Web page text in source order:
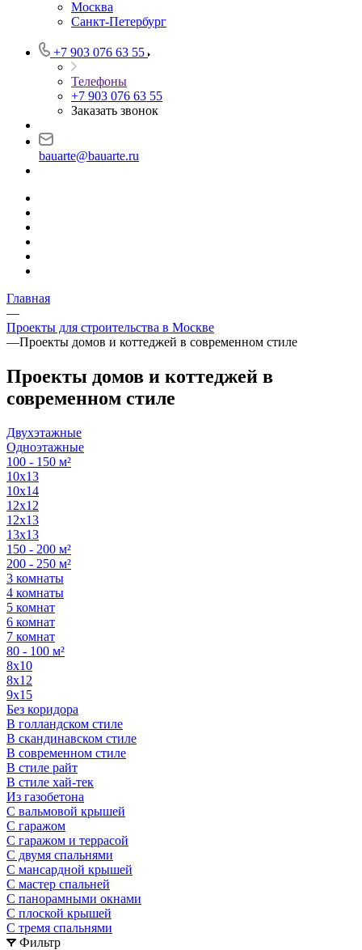
Москва
Санкт-Петербург
+7 903 076 63 55
Телефоны
+7 903 076 63 55
Заказать звонок
bauarte@bauarte.ru
Главная
—
Проекты для строительства в Москве
—Проекты домов и коттеджей в современном стиле
Проекты домов и коттеджей в
современном стиле
Двухэтажные
Одноэтажные
100 - 150 м²
10х13
10х14
12х12
12х13
13х13
150 - 200 м²
200 - 250 м²
3 комнаты
4 комнаты
5 комнат
6 комнат
7 комнат
80 - 100 м²
8х10
8х12
9х15
Без коридора
В голландском стиле
В скандинавском стиле
В современном стиле
В стиле райт
В стиле хай-тек
Из газобетона
С вальмовой крышей
С гаражом
С гаражом и террасой
С двумя спальнями
С мансардной крышей
С мастер спальней
С панорамными окнами
С плоской крышей
С тремя спальнями
Фильтр